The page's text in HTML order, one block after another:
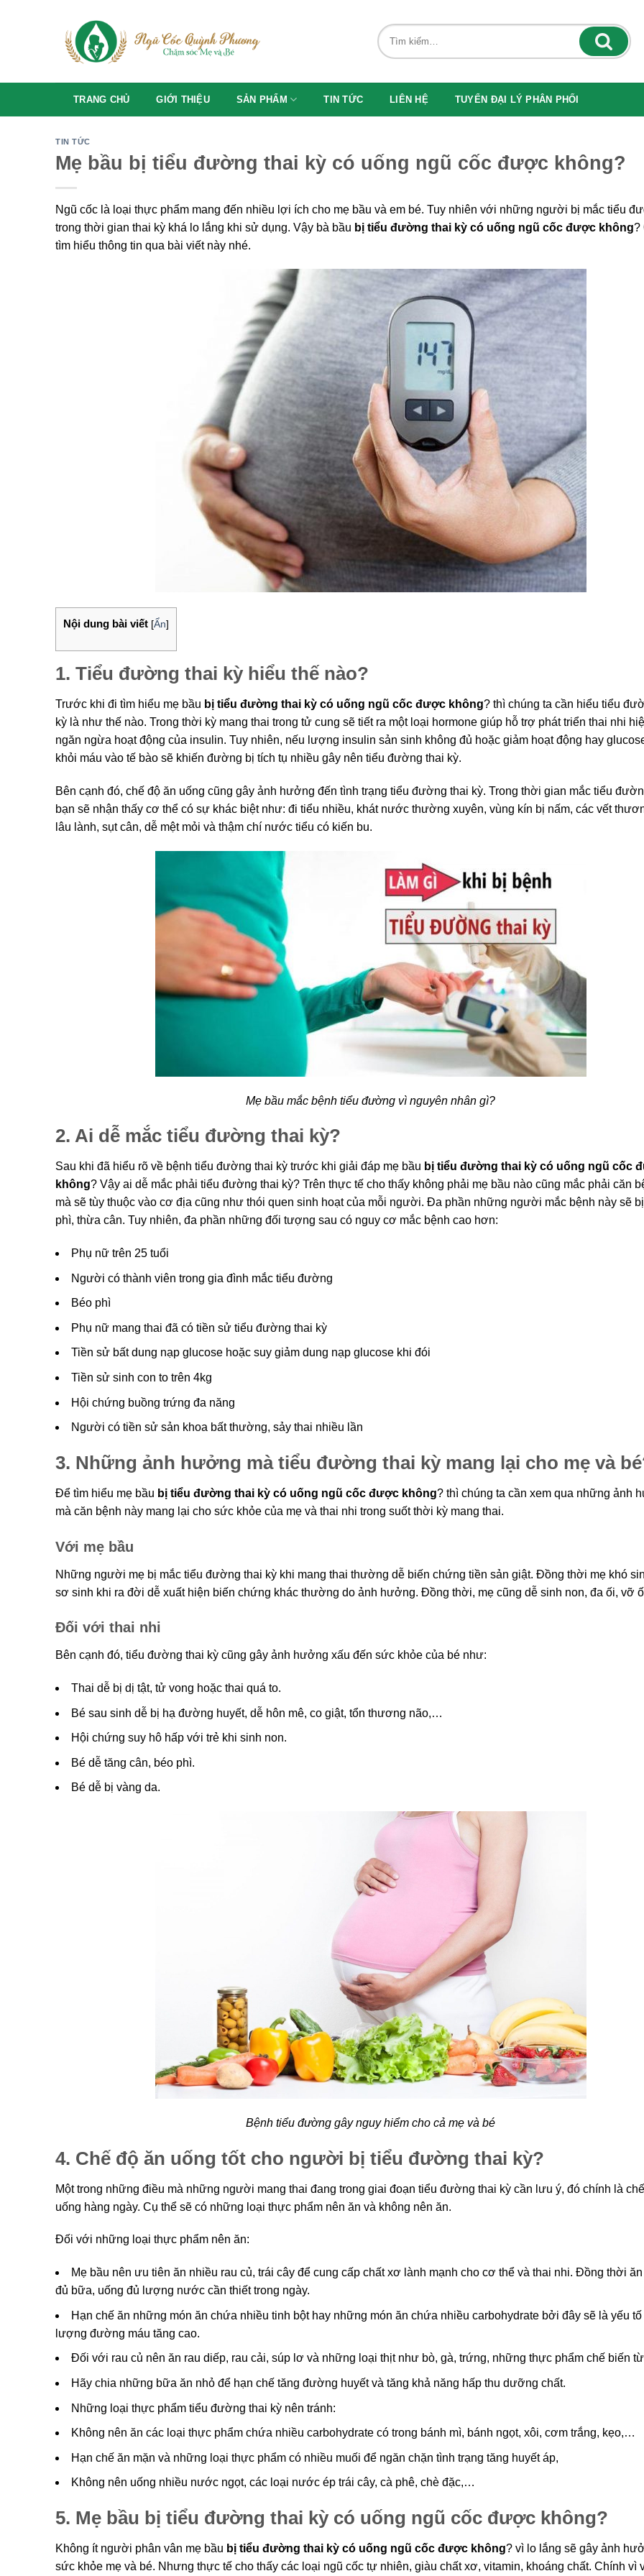
TRANG CHỦ GIỚI THIỆU SẢN PHẨM TIN TỨC LIÊN HỆ TUYỂN ĐẠI LÝ PHÂN PHỐI
TIN TỨC
Mẹ bầu bị tiểu đường thai kỳ có uống ngũ cốc được không?
Ngũ cốc là loại thực phẩm mang đến nhiều lợi ích cho mẹ bầu và em bé. Tuy nhiên với những người bị mắc tiểu
trong thời gian thai kỳ khá lo lắng khi sử dụng. Vậy bà bầu bị tiểu đường thai kỳ có uống ngũ cốc được không?
tìm hiểu thông tin qua bài viết này nhé.
Nội dung bài viết [Ẩn]
1. Tiểu đường thai kỳ hiểu thế nào?
Trước khi đi tìm hiểu mẹ bầu bị tiểu đường thai kỳ có uống ngũ cốc được không? thì chúng ta cần hiểu tiểu
kỳ là như thế nào. Trong thời kỳ mang thai trong tử cung sẽ tiết ra một loại hormone giúp hỗ trợ phát triển thai nhi
ngăn ngừa hoạt động của insulin. Tuy nhiên, nếu lượng insulin sản sinh không đủ hoặc giảm hoạt động hay
khỏi máu vào tế bào sẽ khiến đường bị tích tụ nhiều gây nên tiểu đường thai kỳ.
Bên cạnh đó, chế độ ăn uống cũng gây ảnh hưởng đến tình trạng tiểu đường thai kỳ. Trong thời gian mắc tiểu
bạn sẽ nhận thấy cơ thể có sự khác biệt như: đi tiểu nhiều, khát nước thường xuyên, vùng kín bị nấm, các vết
lâu lành, sụt cân, dễ mệt mỏi và thậm chí nước tiểu có kiến bu.
Mẹ bầu mắc bệnh tiểu đường vì nguyên nhân gì?
2. Ai dễ mắc tiểu đường thai kỳ?
Sau khi đã hiểu rõ về bệnh tiểu đường thai kỳ trước khi giải đáp mẹ bầu bị tiểu đường thai kỳ có uống ngũ cốc
không? Vậy ai dễ mắc phải tiểu đường thai kỳ? Trên thực tế cho thấy không phải mẹ bầu nào cũng mắc phải căn
mà sẽ tùy thuộc vào cơ địa cũng như thói quen sinh hoạt của mỗi người. Đa phần những người mắc bệnh này sẽ
phì, thừa cân. Tuy nhiên, đa phần những đối tượng sau có nguy cơ mắc bệnh cao hơn:
Phụ nữ trên 25 tuổi
Người có thành viên trong gia đình mắc tiểu đường
Béo phì
Phụ nữ mang thai đã có tiền sử tiểu đường thai kỳ
Tiền sử bất dung nạp glucose hoặc suy giảm dung nạp glucose khi đói
Tiền sử sinh con to trên 4kg
Hội chứng buồng trứng đa năng
Người có tiền sử sản khoa bất thường, sảy thai nhiều lần
3. Những ảnh hưởng mà tiểu đường thai kỳ mang lại cho mẹ và
Để tìm hiểu mẹ bầu bị tiểu đường thai kỳ có uống ngũ cốc được không? thì chúng ta cần xem qua những ảnh
mà căn bệnh này mang lại cho sức khỏe của mẹ và thai nhi trong suốt thời kỳ mang thai.
Với mẹ bầu
Những người mẹ bị mắc tiểu đường thai kỳ khi mang thai thường dễ biến chứng tiền sản giật. Đồng thời mẹ khó
sơ sinh khi ra đời dễ xuất hiện biến chứng khác thường do ảnh hưởng. Đồng thời, mẹ cũng dễ sinh non, đa ối, vỡ
Đối với thai nhi
Bên cạnh đó, tiểu đường thai kỳ cũng gây ảnh hưởng xấu đến sức khỏe của bé như:
Thai dễ bị dị tật, tử vong hoặc thai quá to.
Bé sau sinh dễ bị hạ đường huyết, dễ hôn mê, co giật, tổn thương não,…
Hội chứng suy hô hấp với trẻ khi sinh non.
Bé dễ tăng cân, béo phì.
Bé dễ bị vàng da.
Bệnh tiểu đường gây nguy hiểm cho cả mẹ và bé
4. Chế độ ăn uống tốt cho người bị tiểu đường thai kỳ?
Một trong những điều mà những người mang thai đang trong giai đoạn tiểu đường thai kỳ cần lưu ý, đó chính là
uống hàng ngày. Cụ thể sẽ có những loại thực phẩm nên ăn và không nên ăn.
Đối với những loại thực phẩm nên ăn:
Mẹ bầu nên ưu tiên ăn nhiều rau củ, trái cây để cung cấp chất xơ lành mạnh cho cơ thể và thai nhi. Đồng thời
đủ bữa, uống đủ lượng nước cần thiết trong ngày.
Hạn chế ăn những món ăn chứa nhiều tinh bột hay những món ăn chứa nhiều carbohydrate bởi đây sẽ là yếu tố
lượng đường máu tăng cao.
Đối với rau củ nên ăn rau diếp, rau cải, súp lơ và những loại thịt như bò, gà, trứng, những thực phẩm chế biến
Hãy chia những bữa ăn nhỏ để hạn chế tăng đường huyết và tăng khả năng hấp thu dưỡng chất.
Những loại thực phẩm tiểu đường thai kỳ nên tránh:
Không nên ăn các loại thực phẩm chứa nhiều carbohydrate có trong bánh mì, bánh ngọt, xôi, cơm trắng, kẹo,…
Hạn chế ăn mặn và những loại thực phẩm có nhiều muối để ngăn chặn tình trạng tăng huyết áp,
Không nên uống nhiều nước ngọt, các loại nước ép trái cây, cà phê, chè đặc,…
5. Mẹ bầu bị tiểu đường thai kỳ có uống ngũ cốc được không?
Không ít người phân vân mẹ bầu bị tiểu đường thai kỳ có uống ngũ cốc được không? vì lo lắng sẽ gây ảnh
sức khỏe mẹ và bé. Nhưng thực tế cho thấy các loại ngũ cốc tự nhiên, giàu chất xơ, vitamin, khoáng chất. Chính vì